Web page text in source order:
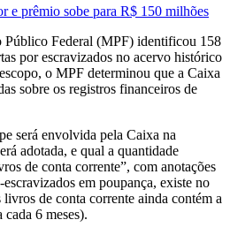
e prêmio sobe para R$ 150 milhões
Federal (MPF) identificou 158
por escravizados no acervo histórico
o MPF determinou que a Caixa
sobre os registros financeiros de
será envolvida pela Caixa na
adotada, e qual a quantidade
de conta corrente”, com anotações
em poupança, existe no
de conta corrente ainda contém a
6 meses).